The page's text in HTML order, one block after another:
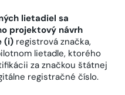
lietadiel sa
projektový návrh
(i) registrová značka,
lietadle, ktorého
za značkou štátnej
registračné číslo.